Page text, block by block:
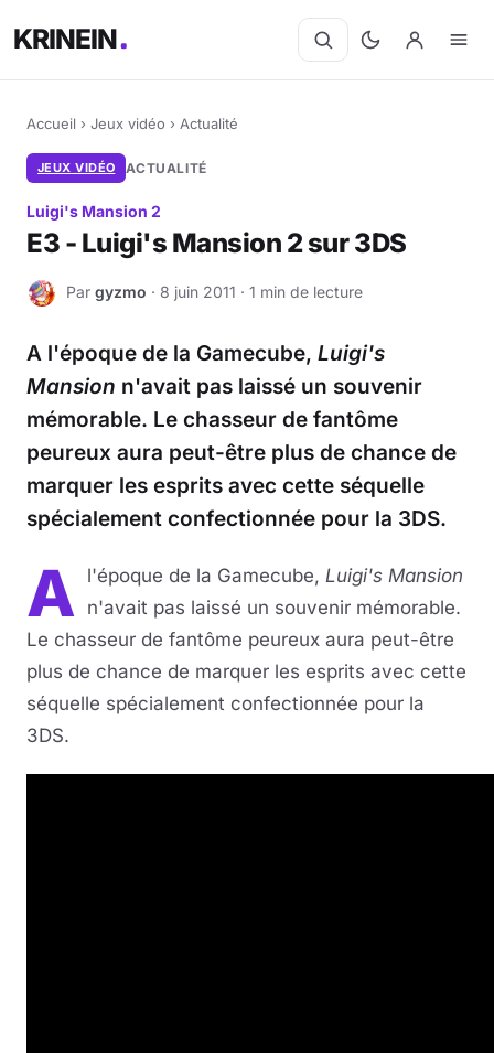
KRINEIN
Accueil › Jeux vidéo › Actualité
JEUX VIDÉO ACTUALITÉ
Luigi's Mansion 2
E3 - Luigi's Mansion 2 sur 3DS
G Par gyzmo · 8 juin 2011 · 1 min de lecture
A l'époque de la Gamecube, Luigi's
Mansion n'avait pas laissé un souvenir
mémorable. Le chasseur de fantôme
peureux aura peut-être plus de chance de
marquer les esprits avec cette séquelle
spécialement confectionnée pour la 3DS.
A l'époque de la Gamecube, Luigi's Mansion
n'avait pas laissé un souvenir mémorable.
Le chasseur de fantôme peureux aura peut-être
plus de chance de marquer les esprits avec cette
séquelle spécialement confectionnée pour la
3DS.